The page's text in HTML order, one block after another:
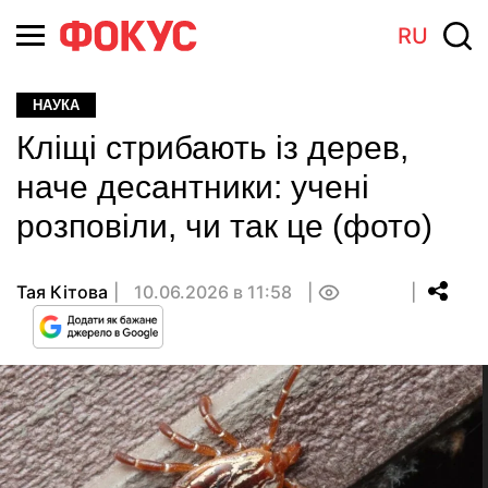
RU
НАУКА
Кліщі стрибають із дерев,
наче десантники: учені
розповіли, чи так це (фото)
Тая Кітова 10.06.2026 в 11:58